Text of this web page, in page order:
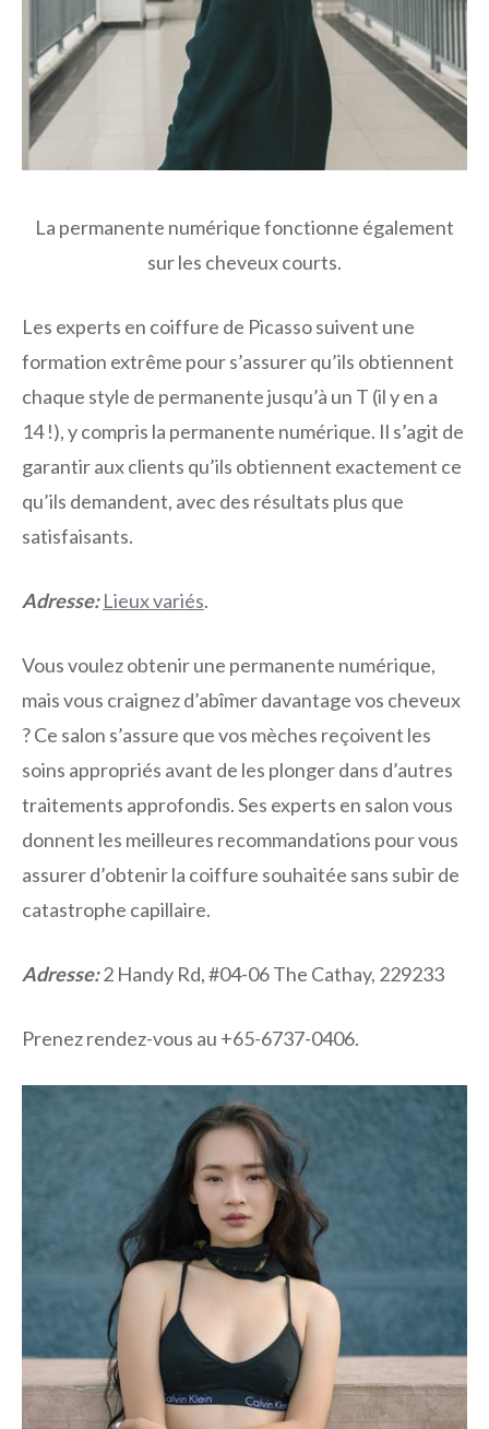
La permanente numérique fonctionne également
sur les cheveux courts.
Les experts en coiffure de Picasso suivent une
formation extrême pour s’assurer qu’ils obtiennent
chaque style de permanente jusqu’à un T (il y en a
14 !), y compris la permanente numérique. Il s’agit de
garantir aux clients qu’ils obtiennent exactement ce
qu’ils demandent, avec des résultats plus que
satisfaisants.
Adresse:Lieux variés.
Vous voulez obtenir une permanente numérique,
mais vous craignez d’abîmer davantage vos cheveux
? Ce salon s’assure que vos mèches reçoivent les
soins appropriés avant de les plonger dans d’autres
traitements approfondis. Ses experts en salon vous
donnent les meilleures recommandations pour vous
assurer d’obtenir la coiffure souhaitée sans subir de
catastrophe capillaire.
Adresse:2 Handy Rd, #04-06 The Cathay, 229233
Prenez rendez-vous au +65-6737-0406.